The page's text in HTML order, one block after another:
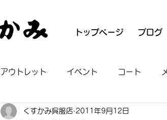
トップページ ブログ
アウトレット イベント コート
着物 長襦袢 浴衣 魚河岸シャツ
くすかみ呉服店 2011年9月12日